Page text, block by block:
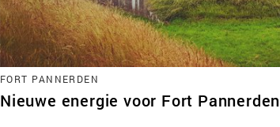
FORT PANNERDEN
Nieuwe energie voor Fort Pannerden